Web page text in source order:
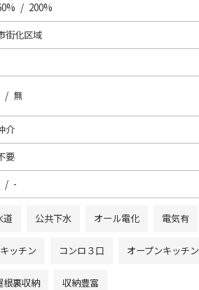
/ 200%
街化区域
/ 無
介
要
/ -
道 公共下水 オール電化 電気有
ッチン コンロ３口 オープンキッチン
根裏収納 収納豊富